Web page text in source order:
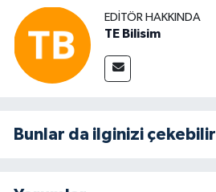
EDITÖR HAKKINDA
TE Bilisim
Bunlar da ilginizi çekebilir